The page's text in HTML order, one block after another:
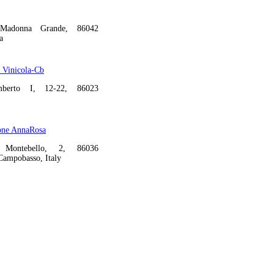
Grande, 86042
Vinicola-Cb
I, 12-22, 86023
AnnaRosa
Montebello, 2, 86036
Italy